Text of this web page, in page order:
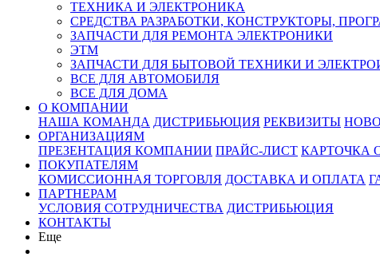
ТЕХНИКА И ЭЛЕКТРОНИКА
СРЕДСТВА РАЗРАБОТКИ, КОНСТРУКТОРЫ,
ЗАПЧАСТИ ДЛЯ РЕМОНТА ЭЛЕКТРОНИКИ
ЭТМ
ЗАПЧАСТИ ДЛЯ БЫТОВОЙ ТЕХНИКИ И
ВСЕ ДЛЯ АВТОМОБИЛЯ
ВСЕ ДЛЯ ДОМА
О КОМПАНИИ
НАША КОМАНДА ДИСТРИБЬЮЦИЯ РЕКВИЗИТЫ
ОРГАНИЗАЦИЯМ
ПРЕЗЕНТАЦИЯ КОМПАНИИ ПРАЙС-ЛИСТ КАРТОЧКА
ПОКУПАТЕЛЯМ
КОМИССИОННАЯ ТОРГОВЛЯ ДОСТАВКА И ОПЛАТА
ПАРТНЕРАМ
УСЛОВИЯ СОТРУДНИЧЕСТВА ДИСТРИБЬЮЦИЯ
КОНТАКТЫ
Еще